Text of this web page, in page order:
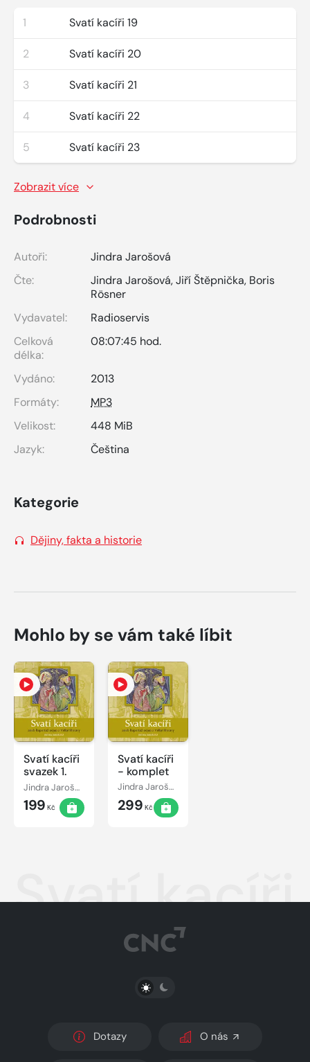
1 Svatí kacíři 19
2 Svatí kacíři 20
3 Svatí kacíři 21
4 Svatí kacíři 22
5 Svatí kacíři 23
Zobrazit více
Podrobnosti
Autoři:
Jindra Jarošová
Čte:
Jindra Jarošová,Jiří Štěpnička, Boris
Rösner
Vydavatel:
Radioservis
Celková
délka:
08:07:45 hod.
Vydáno:
2013
Formáty:
MP3
Velikost:
448 MiB
Jazyk:
Čeština
Kategorie
Dějiny, fakta a historie
Mohlo by se vám také líbit
Svatí kacíři
svazek 1.
Jindra Jarošová
199 Kč
Svatí kacíři
- komplet
Jindra Jarošová
299 Kč
Svatí kacíři
PŘEPNOUT SVĚTLÝ/TMAVÝ REŽIM
Dotazy O nás